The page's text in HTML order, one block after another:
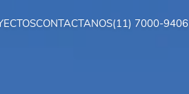
CONTACTANOS(11) 7000-9406